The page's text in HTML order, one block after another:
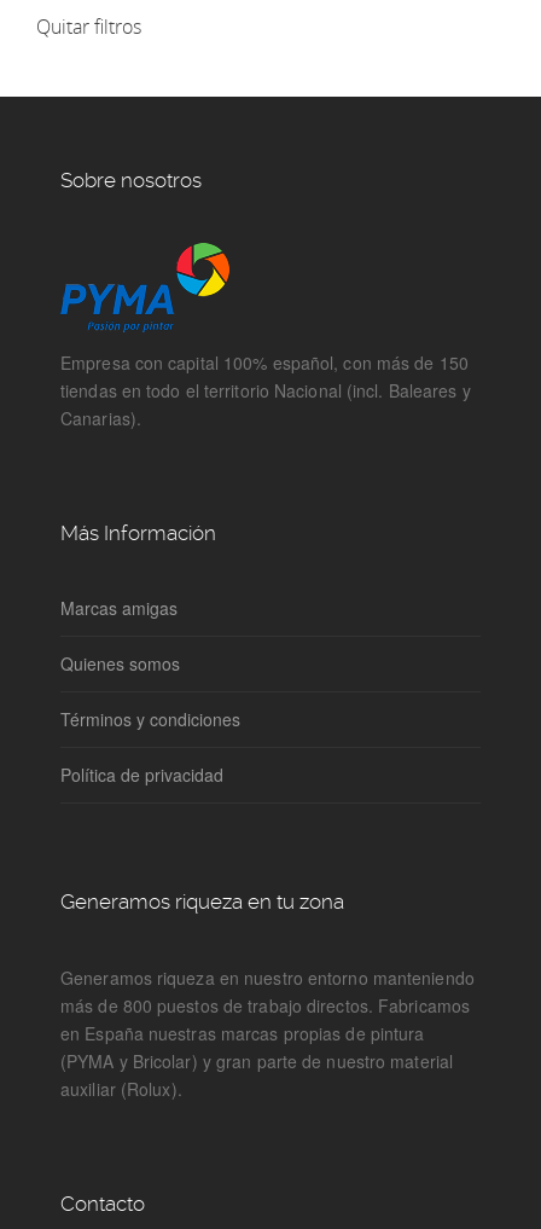
Quitar filtros
Sobre nosotros
Empresa con capital 100% español, con más de 150
tiendas en todo el territorio Nacional (incl. Baleares y
Canarias).
Más Información
Marcas amigas
Quienes somos
Términos y condiciones
Política de privacidad
Generamos riqueza en tu zona
Generamos riqueza en nuestro entorno manteniendo
más de 800 puestos de trabajo directos. Fabricamos
en España nuestras marcas propias de pintura
(PYMA y Bricolar) y gran parte de nuestro material
auxiliar (Rolux).
Contacto